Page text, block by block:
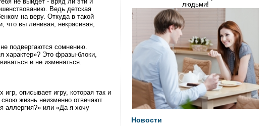
Ведь детская
на веру. Откуда в такой
что вы ленивая, некрасивая,
подвергаются сомнению.
характер»? Это фразы-блоки,
и не изменяться.
описывает игру, которая так и
жизнь неизменно отвечают
аллергия?» или «Да я хочу
людьми!
Новости